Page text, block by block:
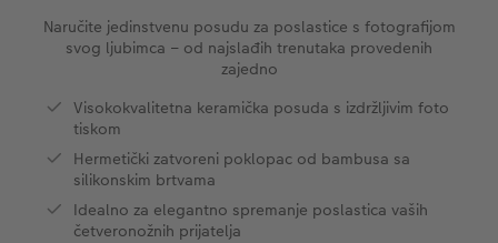
Art fotografije
Izrada standard fotografija
Kutije za pohranu fotografija
Foto paketi
Fotonaljepnica
Ploča dobrodošlice za vjenčanje
Letvica za poster
Hexxas
Fotografija na drvu
Višedijelne zidne dekoracije
Poklon fotokutije
Umjetničke fotografije
Foto kalendari
CEWE FOTOKNJIGA Kids
Naručite jedinstvenu posudu za poslastice s fotografijom
svog ljubimca – od najslađih trenutaka provedenih
zajedno
Visokokvalitetna keramička posuda s izdržljivim foto
tiskom
Hermetički zatvoreni poklopac od bambusa sa
silikonskim brtvama
Idealno za elegantno spremanje poslastica vaših
četveronožnih prijatelja